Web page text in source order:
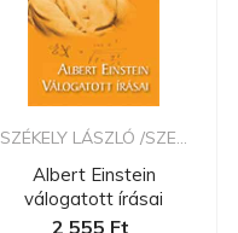
SZÉKELY LÁSZLÓ /SZE...
Albert Einstein
válogatott írásai
2 555 Ft